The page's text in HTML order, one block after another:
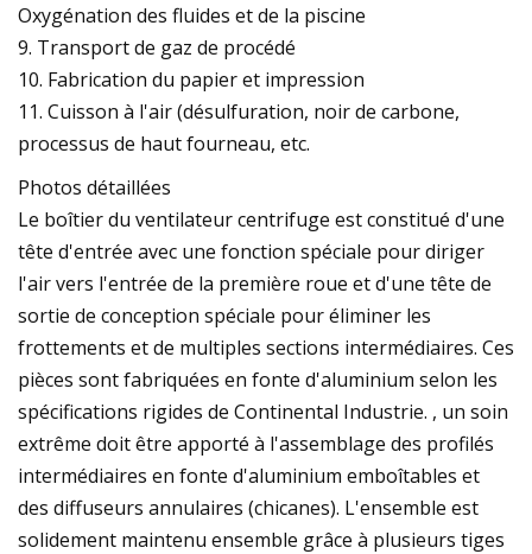
Oxygénation des fluides et de la piscine
9. Transport de gaz de procédé
10. Fabrication du papier et impression
11. Cuisson à l'air (désulfuration, noir de carbone,
processus de haut fourneau, etc.
Photos détaillées
Le boîtier du ventilateur centrifuge est constitué d'une
tête d'entrée avec une fonction spéciale pour diriger
l'air vers l'entrée de la première roue et d'une tête de
sortie de conception spéciale pour éliminer les
frottements et de multiples sections intermédiaires. Ces
pièces sont fabriquées en fonte d'aluminium selon les
spécifications rigides de Continental Industrie. , un soin
extrême doit être apporté à l'assemblage des profilés
intermédiaires en fonte d'aluminium emboîtables et
des diffuseurs annulaires (chicanes). L'ensemble est
solidement maintenu ensemble grâce à plusieurs tiges